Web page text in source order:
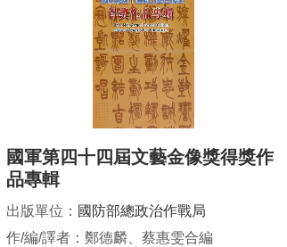
國軍第四十四屆文藝金像獎得獎作
品專輯
出版單位： 國防部總政治作戰局
作/編/譯者：鄭德麟、蔡惠雯合編